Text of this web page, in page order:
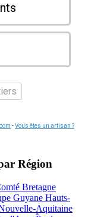
-Vous êtes un artisan ?
Région
Bretagne
Guyane Hauts-
Aquitaine